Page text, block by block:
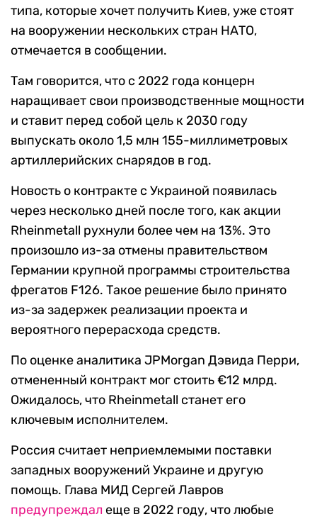
типа, которые хочет получить Киев, уже стоят
на вооружении нескольких стран НАТО,
отмечается в сообщении.
Там говорится, что с 2022 года концерн
наращивает свои производственные мощности
и ставит перед собой цель к 2030 году
выпускать около 1,5 млн 155-миллиметровых
артиллерийских снарядов в год.
Новость о контракте с Украиной появилась
через несколько дней после того, как акции
Rheinmetall рухнули более чем на 13%. Это
произошло из-за отмены правительством
Германии крупной программы строительства
фрегатов F126. Такое решение было принято
из-за задержек реализации проекта и
вероятного перерасхода средств.
По оценке аналитика JPMorgan Дэвида Перри,
отмененный контракт мог стоить €12 млрд.
Ожидалось, что Rheinmetall станет его
ключевым исполнителем.
Россия считает неприемлемыми поставки
западных вооружений Украине и другую
помощь. Глава МИД Сергей Лавров
предупреждал еще в 2022 году, что любые